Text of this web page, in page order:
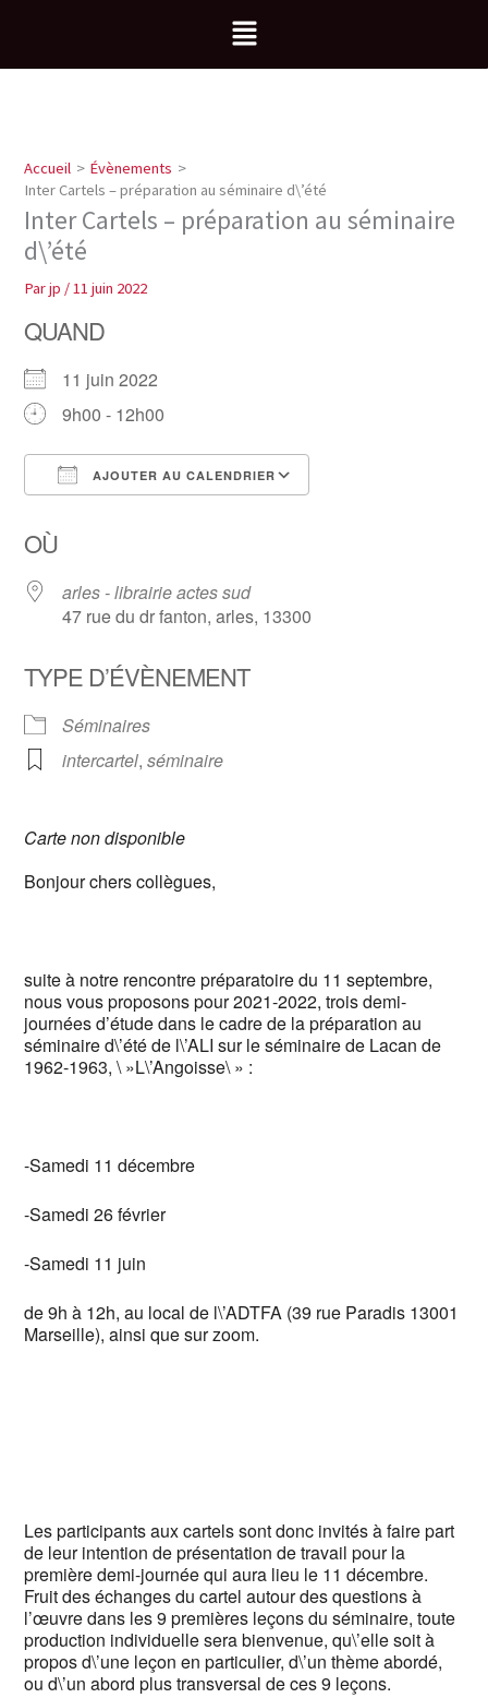
contenu
Menu
Accueil
Évènements
Inter Cartels – préparation au séminaire d\’été
Inter Cartels – préparation au séminaire
d\’été
Parjp /11 juin 2022
QUAND
11 juin 2022
9h00 - 12h00
AJOUTER AU CALENDRIER
OÙ
arles - librairie actes sud
47 rue du dr fanton, arles, 13300
TYPE D’ÉVÈNEMENT
Séminaires
intercartel,séminaire
Carte non disponible
Bonjour chers collègues,
suite à notre rencontre préparatoire du 11 septembre,
nous vous proposons pour 2021-2022, trois demi-
journées d’étude dans le cadre de la préparation au
séminaire d\’été de l\’ALI sur le séminaire de Lacan de
1962-1963, \ »L\’Angoisse\ » :
-Samedi 11 décembre
-Samedi 26 février
-Samedi 11 juin
de 9h à 12h, au local de l\’ADTFA (39 rue Paradis 13001
Marseille), ainsi que sur zoom.
Les participants aux cartels sont donc invités à faire part
de leur intention de présentation de travail pour la
première demi-journée qui aura lieu le 11 décembre.
Fruit des échanges du cartel autour des questions à
l’œuvre dans les 9 premières leçons du séminaire, toute
production individuelle sera bienvenue, qu\’elle soit à
propos d\’une leçon en particulier, d\’un thème abordé,
ou d\’un abord plus transversal de ces 9 leçons.